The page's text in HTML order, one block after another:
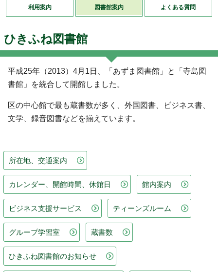
利用案内 図書館案内 よくある質問
ひきふね図書館
平成25年（2013）4月1日、「あずま図書館」と「寺島図
書館」を統合して開館しました。
区の中心館で最も蔵書数が多く、外国図書、ビジネス書、
文学、録音図書などを揃えています。
所在地、交通案内
カレンダー、開館時間、休館日 館内案内
ビジネス支援サービス ティーンズルーム
グループ学習室 蔵書数
ひきふね図書館のお知らせ